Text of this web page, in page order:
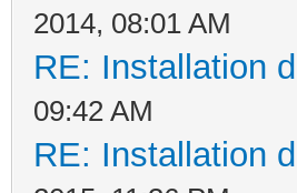
2014, 08:01 AM
RE: Installation
09:42 AM
RE: Installation